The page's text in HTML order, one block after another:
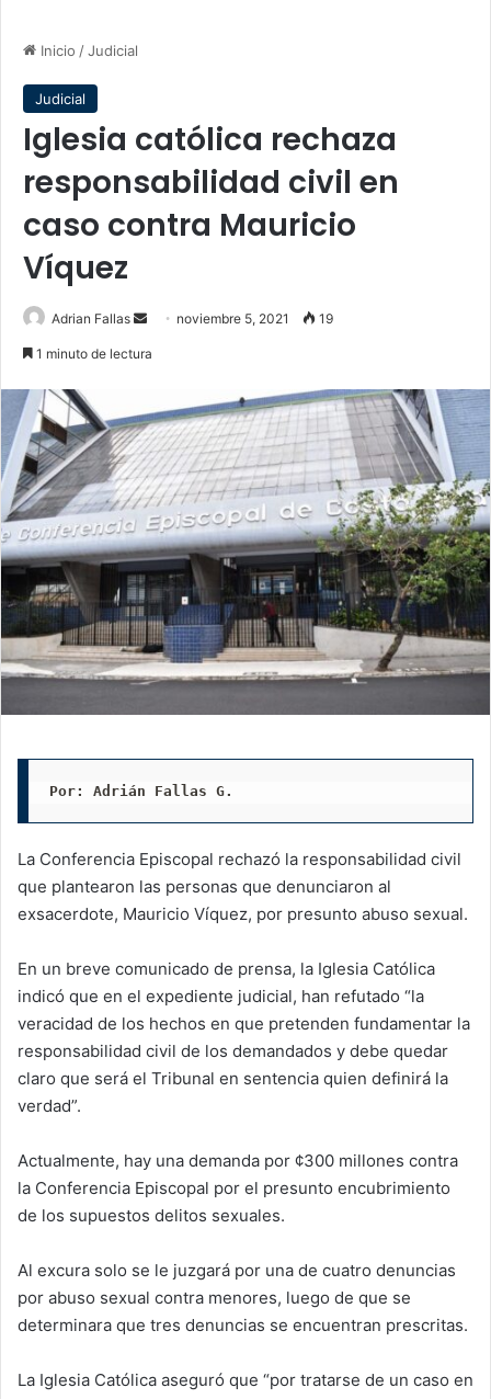
Inicio /Judicial
Judicial
Iglesia católica rechaza
responsabilidad civil en
caso contra Mauricio
Víquez
Adrian Fallas
Send noviembre 5, 2021 19
1 minuto de lectura
Por: Adrián Fallas G.
La Conferencia Episcopal rechazó la responsabilidad civil
que plantearon las personas que denunciaron al
exsacerdote, Mauricio Víquez, por presunto abuso sexual.
En un breve comunicado de prensa, la Iglesia Católica
indicó que en el expediente judicial, han refutado “la
veracidad de los hechos en que pretenden fundamentar la
responsabilidad civil de los demandados y debe quedar
claro que será el Tribunal en sentencia quien definirá la
verdad”.
Actualmente, hay una demanda por ¢300 millones contra
la Conferencia Episcopal por el presunto encubrimiento
de los supuestos delitos sexuales.
Al excura solo se le juzgará por una de cuatro denuncias
por abuso sexual contra menores, luego de que se
determinara que tres denuncias se encuentran prescritas.
La Iglesia Católica aseguró que “por tratarse de un caso en